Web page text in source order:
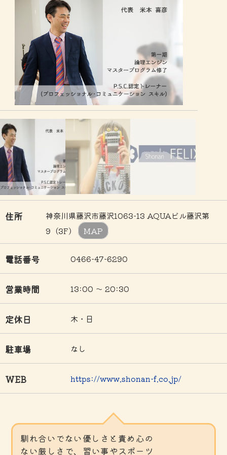
住所
神奈川県藤沢市藤沢1063-13 AQUAビル藤沢第
9（3F）
MAP
電話番号 0466-47-6290
営業時間 13:00 ～ 20:30
定休日 木・日
駐車場 なし
WEB https://www.shonan-f.co.jp/
馴れ合いでない優しさと責め心の
ない厳しさで、習い事やスポーツ